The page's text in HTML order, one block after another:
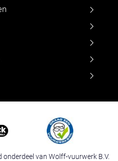
van Wolff-vuurwerk B.V.